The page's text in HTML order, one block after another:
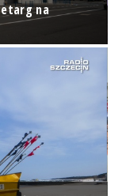
na